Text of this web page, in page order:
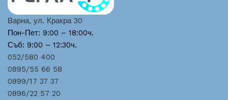
Варна, ул. Кракра 30
Пон-Пет: 9:00 – 18:00ч.
Съб: 9:00 – 12:30ч.
052/580 400
0895/55 66 58
0899/17 37 37
0896/22 57 20